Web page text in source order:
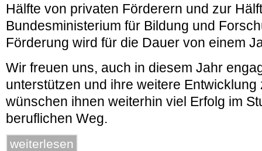
Hälfte von privaten Förderern und zur
Bundesministerium für Bildung und
Förderung wird für die Dauer von einem
Wir freuen uns, auch in diesem Jahr
unterstützen und ihre weitere Entwicklung
wünschen ihnen weiterhin viel Erfolg im
beruflichen Weg.
weiterlesen